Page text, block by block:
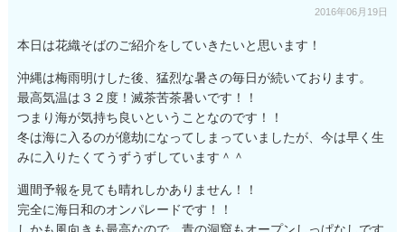
2016年06月19日
本日は花織そばのご紹介をしていきたいと思います！
沖縄は梅雨明けした後、猛烈な暑さの毎日が続いております。
最高気温は３２度！滅茶苦茶暑いです！！
つまり海が気持ち良いということなのです！！
冬は海に入るのが億劫になってしまっていましたが、今は早く生
みに入りたくてうずうずしています＾＾
週間予報を見ても晴れしかありません！！
完全に海日和のオンパレードです！！